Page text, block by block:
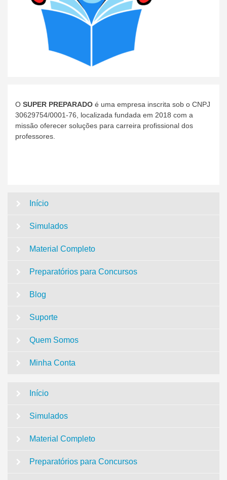
O SUPER PREPARADO é uma empresa inscrita sob o CNPJ
30629754/0001-76, localizada fundada em 2018 com a
missão oferecer soluções para carreira profissional dos
professores.
Início
Simulados
Material Completo
Preparatórios para Concursos
Blog
Suporte
Quem Somos
Minha Conta
Início
Simulados
Material Completo
Preparatórios para Concursos